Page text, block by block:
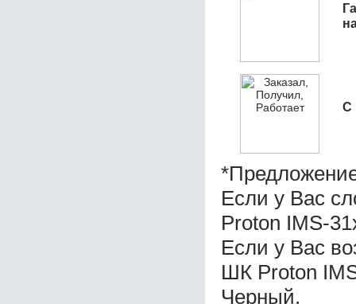
С
Если у Вас
Proton IMS-
Если у Вас
ШК Proton
Черный.